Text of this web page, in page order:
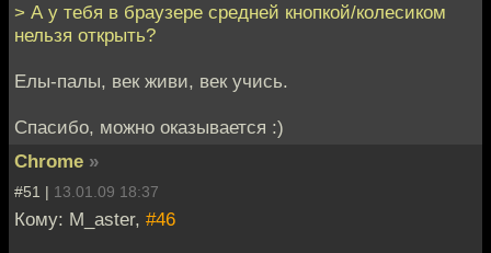
> А у тебя в браузере средней кнопкой/колесиком
нельзя открыть?
Елы-палы, век живи, век учись.
Спасибо, можно оказывается :)
Chrome »
#51 | 13.01.09 18:37
Кому: M_aster, #46